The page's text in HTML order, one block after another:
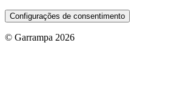
Configurações de consentimento
© Garrampa 2026